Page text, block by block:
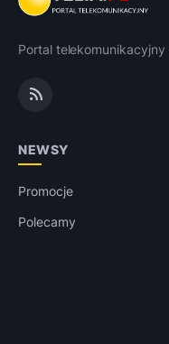
Portal
NEWSY
Promocje
Polecamy